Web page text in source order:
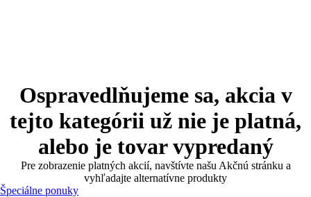
Ospravedlňujeme sa, akcia v
tejto kategórii už nie je platná,
alebo je tovar vypredaný
Pre zobrazenie platných akcií, navštívte našu Akčnú stránku a
vyhľadajte alternatívne produkty
Špeciálne ponuky